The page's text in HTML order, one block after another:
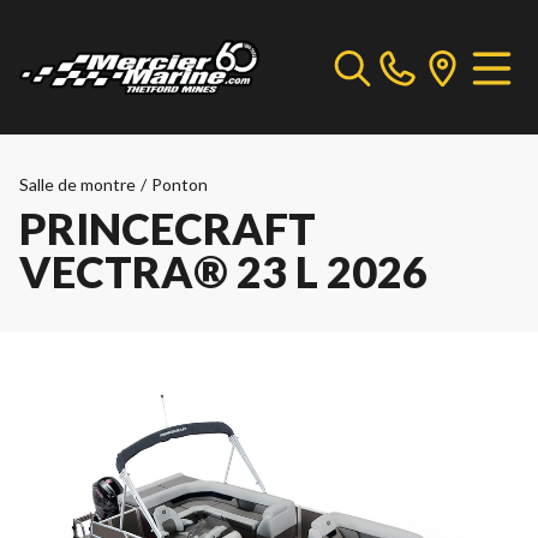
Salle de montre / Ponton
PRINCECRAFT
VECTRA® 23 L 2026